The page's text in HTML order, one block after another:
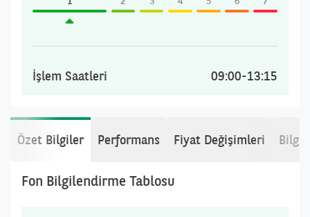
İşlem Saatleri 09:00-13:15
Özet Bilgiler Performans Fiyat Değişimleri
Fon Bilgilendirme Tablosu